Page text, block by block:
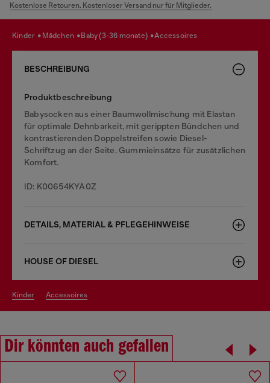
Kostenlose Retouren. Kostenloser Versand nur für Mitglieder.
kinder mädchen baby (3-36 monate) accessoires
BESCHREIBUNG
Produktbeschreibung
Babysocken aus einer Baumwollmischung mit Elastan
für optimale Dehnbarkeit, mit gerippten Bündchen und
kontrastierenden Doppelstreifen sowie Diesel-
Schriftzug an der Seite. Gummieinsätze für zusätzlichen
Komfort.
ID: K00654KYA0Z
DETAILS, MATERIAL & PFLEGEHINWEISE
HOUSE OF DIESEL
kinder accessoires
Dir könnten auch gefallen